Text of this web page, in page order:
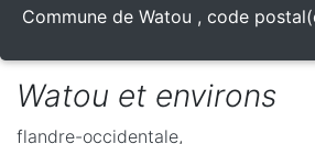
Commune de Watou , code
Watou et environs
flandre-occidentale,